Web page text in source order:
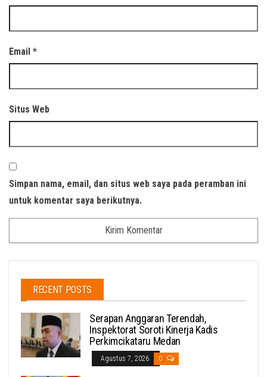
Email *
Situs Web
Simpan nama, email, dan situs web saya pada peramban ini
untuk komentar saya berikutnya.
RECENT POSTS
Serapan Anggaran Terendah,
Inspektorat Soroti Kinerja Kadis
Perkimcikataru Medan
Agustus 7, 2026 0